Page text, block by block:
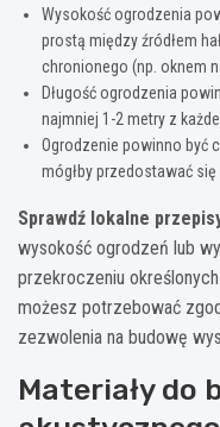
Wysokość ogrodzenia
prostą między źródłem
chronionego (np. oknem
Długość ogrodzenia
najmniej 1-2 metry z
Ogrodzenie powinno być
mógłby przedostawać się
Sprawdź lokalne
wysokość ogrodzeń lub
przekroczeniu
możesz potrzebować
zezwolenia na budowę
Materiały do